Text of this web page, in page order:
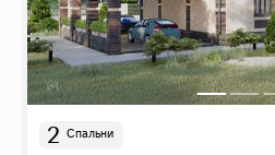
2 Спальни